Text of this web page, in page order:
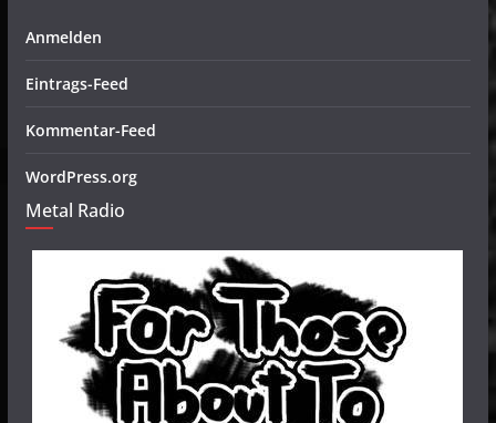
Anmelden
Eintrags-Feed
Kommentar-Feed
WordPress.org
Metal Radio